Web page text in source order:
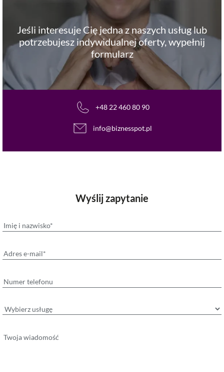
Jeśli interesuje Cię jedna z naszych usług lub
potrzebujesz indywidualnej oferty, wypełnij
formularz
+48 22 460 80 90
info@biznesspot.pl
Wyślij zapytanie